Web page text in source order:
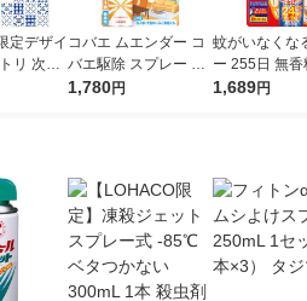
定デザイ
リ 次世
り 電源
チョー 1
コバエ ムエンダー コ
バエ駆除 スプレー 80
プッシュ 最大120畳 1
1,780円
蚊がいなくな
ー 255日 無
間持続 蚊取り
1,689円